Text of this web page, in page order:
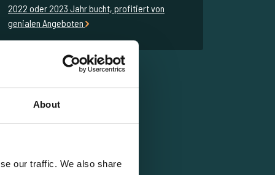
About
our traffic. We also share
2022 oder 2023 Jahr bucht, profitiert von
genialen Angeboten